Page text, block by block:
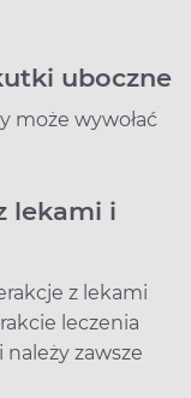
uboczne
może wywołać
lekami i
z lekami
leczenia
zawsze